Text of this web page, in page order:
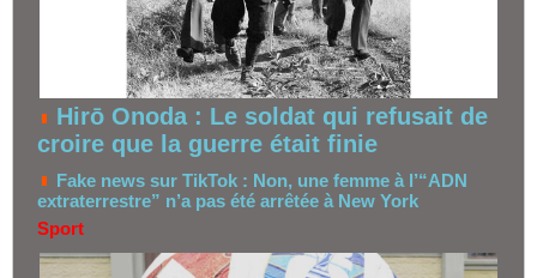
Hirō Onoda : Le soldat qui refusait de
croire que la guerre était finie
Fake news sur TikTok : Non, une femme à l’“ADN
extraterrestre” n’a pas été arrêtée à New York
Sport